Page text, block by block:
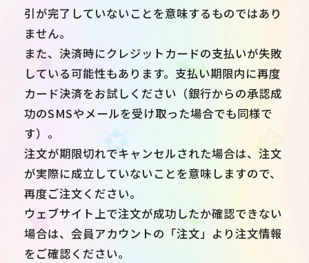
引が完了していないことを意味するものではあり
ません。
また、決済時にクレジットカードの支払いが失敗
している可能性もあります。支払い期限内に再度
カード決済をお試しください（銀行からの承認成
功のSMSやメールを受け取った場合でも同様で
す）。
注文が期限切れでキャンセルされた場合は、注文
が実際に成立していないことを意味しますので、
再度ご注文ください。
ウェブサイト上で注文が成功したか確認できない
場合は、会員アカウントの「注文」より注文情報
をご確認ください。